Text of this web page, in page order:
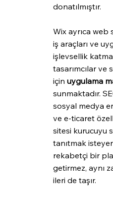
donatılmıştır.
Wix ayrıca web
iş araçları ve
işlevsellik
tasarımcılar ve
için uygulama
sunmaktadır.
sosyal medya
ve e-ticaret
sitesi kurucuyu
tanıtmak
rekabetçi bir
getirmez, aynı
ileri de taşır.